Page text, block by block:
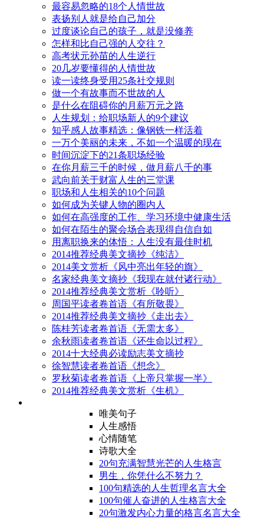
最容易忽略的18个人情世故
表扬别人就是给自己加分
过度谈论自己的孩子，就是没修养
怎样和比自己强的人交往？
高考状元孙苗的人生逆行
20几岁要懂得的人情世故
读一读终身受用25条社交规则
做一个有故事而不世故的人
是什么在阻碍你的月薪万元之路
人生规划：给职场新人的9个建议
知乎感人故事精选：像钢铁一样活着
一万个美丽的未来，不如一个温暖的现在
时间沉淀下的21条职场经验
在你月薪三千的时候，做月薪八千的事
武向前关于财富人生的三堂课
职场和人生相关的10个问题
如何成为关键人物的圈内人
如何在高强度的工作、学习环境中健康生活
如何在陌生的聚会场合表现得自信自如
用离职换来的体悟：人生没有最佳时机
2014推荐经典美文摘抄《纯洁》
2014美文赏析《风中亮出年轻的旗》
名家经典美文摘抄《我现在就付诸行动》
2014推荐经典美文赏析《聆听》
周国平读者卷首语《有所敬畏》
2014推荐经典美文摘抄《走出去》
陈桂芳读者卷首语《无需太多》
余秋雨读者卷首语《还生命以过程》
2014十大经典必读励志美文摘抄
徐智慧读者卷首语《想念》
罗秋菊读者卷首语《上帝只掌握一半》
2014推荐经典美文赏析《生机》
唯美句子
人生感悟
心情随笔
诗歌大全
20句充满智慧光芒的人生格言
男生，你凭什么不努力？
100句精选的人生哲理名言大全
100句催人奋进的人生格言大全
20句激发内心力量的格言名言大全